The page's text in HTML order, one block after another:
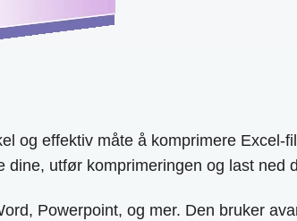
og effektiv måte å komprimere Excel-
utfør komprimeringen og last ned
Powerpoint, og mer. Den bruker